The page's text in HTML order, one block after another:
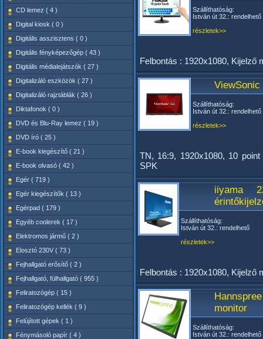
CD lemez ( 4 )
Digital kiosk ( 0 )
Digitális asszisztens ( 0 )
Digitális fényképezőgép ( 43 )
Digitális médialejátszók ( 27 )
Digitalizáló eszközök ( 27 )
Digitalizáló rajztáblák ( 26 )
Diktafonok ( 0 )
DVD és Blu-Ray lemez ( 19 )
DVD író ( 25 )
E-book kiegészítő ( 21 )
E-book olvasó ( 42 )
Egér ( 719 )
Egér kiegészítők ( 13 )
Egérpad ( 179 )
Egyéb coolerek ( 17 )
Elektromos jármű ( 2 )
Elosztó 230V ( 73 )
Fejhallgató erősítő ( 2 )
Fejhallgató, fülhallgató ( 955 )
Feliratozógép ( 15 )
Feliratozógép kellék ( 9 )
Felújított gépek ( 1 )
Fénymásoló papír ( 4 )
Szállíthatóság:
István út 32.: rendelhető
részletek>>
Felbontás : 1920x1080, Kijelző
ViewSonic
Szállíthatóság:
István út 32.: rendelhető
részletek>>
TN, 16:9, 1920x1080, 10
SPK
iiyama
Szállíthatóság:
István út 32.: rendelhető
részletek>>
Felbontás : 1920x1080, Kijelző
monitor
Szállíthatóság:
István út 32.: rendelhető